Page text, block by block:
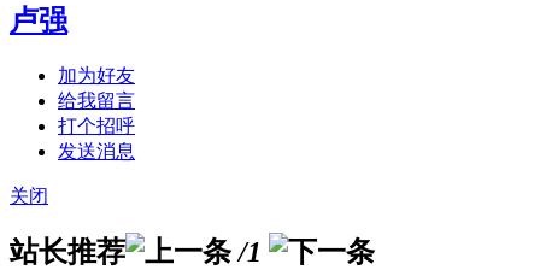
卢强
加为好友
给我留言
打个招呼
发送消息
关闭
站长推荐 /1